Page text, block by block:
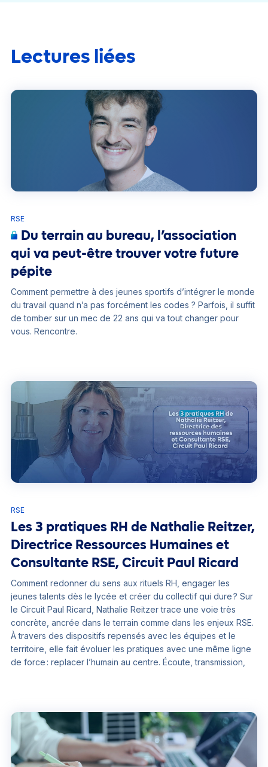
Lectures liées
RSE
Du terrain au bureau, l’association
qui va peut-être trouver votre future
pépite
Comment permettre à des jeunes sportifs d’intégrer le monde
du travail quand n’a pas forcément les codes ? Parfois, il suffit
de tomber sur un mec de 22 ans qui va tout changer pour
vous. Rencontre.
RSE
Les 3 pratiques RH de Nathalie Reitzer,
Directrice Ressources Humaines et
Consultante RSE, Circuit Paul Ricard
Comment redonner du sens aux rituels RH, engager les
jeunes talents dès le lycée et créer du collectif qui dure ? Sur
le Circuit Paul Ricard, Nathalie Reitzer trace une voie très
concrète, ancrée dans le terrain comme dans les enjeux RSE.
À travers des dispositifs repensés avec les équipes et le
territoire, elle fait évoluer les pratiques avec une même ligne
de force : replacer l’humain au centre. Écoute, transmission,